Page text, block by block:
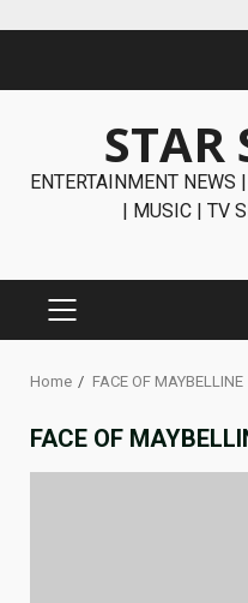
STAR
ENTERTAINMENT NEWS
| MUSIC | TV
PRIMARY
Home FACE OF MAYBELLINE
FACE OF